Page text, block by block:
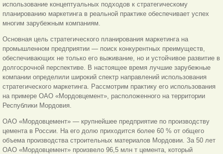
использование концептуальных подходов к стратегическому
планированию маркетинга в реальной практике обеспечивает успех
многим зарубежным компаниям.
Основная цель стратегического планирования маркетинга на
промышленном предприятии — поиск конкурентных преимуществ,
обеспечивающих не только его выживание, но и устойчивое развитие в
долгосрочной перспективе. В настоящее время лучшие зарубежные
компании определили широкий спектр направлений использования
стратегического маркетинга. Рассмотрим практику его использования
на примере ОАО «Мордовцемент», расположенного на территории
Республики Мордовия.
ОАО «Мордовцемент» — крупнейшее предприятие по производству
цемента в России. На его долю приходится более 60 % от общего
объема производства строительных материалов Мордовии. За 50 лет
ОАО «Мордовцемент» произвело 96,5 млн т цемента, который